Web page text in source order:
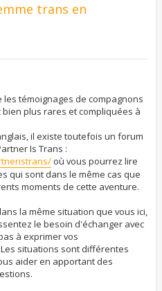
trans en
témoignages de compagnons
plus rares et compliquées à
il existe toutefois un forum
Is Trans :
où vous pourrez lire
qui sont dans le même cas que
moments de cette aventure.
la même situation que vous ici,
le besoin d'échanger avec
à exprimer vos
situations sont différentes
aider en apportant des